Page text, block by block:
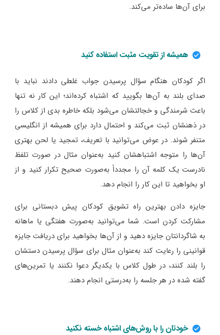
برای آن‌ها ساده‌تر می‌کند.
همیشه از تقویت مثبت استفاده کنید
اگر کودکان هنگام سؤال پرسیدن جواب غلطی دادند نباید با
صدای بلند به آن‌ها بگویید که اشتباه کرده‌اند؛ این کار نه تنها
باعث شرمندگی و خجالتشان می‌شود بلکه خاطره بدی از کلاس را
در ذهنشان ثبت می‌کند و احتمال دارد برای همیشه از انگلیسی
متنفر شوند. در عوض می‌توانید با تعریف، تمجید یا لحن بهتری
آن‌ها را متوجه اشتباهشان کنید به‌عنوان مثال در صورت تلفظ
نادرست یک کلمه آن را مجدداً به‌صورت صحیح تکرار کنید و از
او بخواهید تا این کار را انجام دهد.
جایزه دادن بهترین راه تشویق کودکان پیش دبستانی برای
مشارکت کردن است. شما می‌توانید به‌صورت هفتگی یا ماهانه
به شاگردانتان جایزه دهید و از آن‌ها بخواهید برای دریافت جایزه
قوانینی را رعایت کند به‌عنوان مثال برای سؤال پرسیدن دستشان
را بلند کنند، در طول کلاس با یکدیگر دعوا نکنند یا تمرین‌های
گفته شده در هر جلسه را به‌درستی انجام دهند.
خودتان را با روش‌های اشتباه خسته نکنید